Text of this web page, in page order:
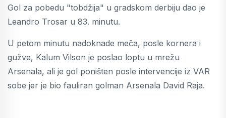
Gol za pobedu "tobdžija" u gradskom derbiju dao je
Leandro Trosar u 83. minutu.
U petom minutu nadoknade meča, posle kornera i
gužve, Kalum Vilson je poslao loptu u mrežu
Arsenala, ali je gol poništen posle intervencije iz VAR
sobe jer je bio fauliran golman Arsenala David Raja.